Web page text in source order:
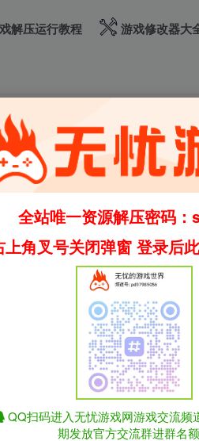
解压运行教程 游戏修改器大
全站唯一资源解压密码
上角叉号关闭弹窗 登录后
QQ扫码进入无忧游戏网游戏交流频
期发放官方交流群进群名额